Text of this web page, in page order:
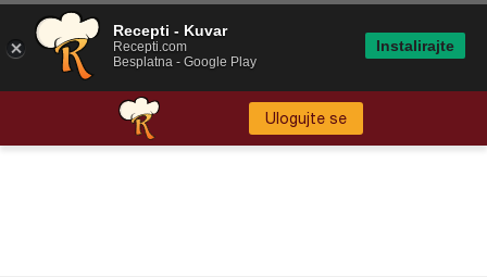
Ulogujte se
Recepti - Kuvar
Recepti.com
Besplatna - Google Play
Instalirajte